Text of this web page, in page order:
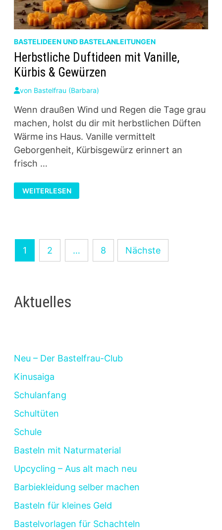
BASTELIDEEN UND BASTELANLEITUNGEN
Herbstliche Duftideen mit Vanille,
Kürbis & Gewürzen
von Bastelfrau (Barbara)
Wenn draußen Wind und Regen die Tage grau
machen, holst du dir mit herbstlichen Düften
Wärme ins Haus. Vanille vermittelt
Geborgenheit, Kürbisgewürz erinnert an
frisch …
HERBSTLICHE
DUFTIDEEN
MIT
WEITERLESEN
Seitennummerierung
der
1 2 … 8 Nächste
Aktuelles
Neu – Der Bastelfrau-Club
Kinusaiga
Schulanfang
Schultüten
Schule
Basteln mit Naturmaterial
Upcycling – Aus alt mach neu
Barbiekleidung selber machen
Basteln für kleines Geld
Bastelvorlagen für Schachteln